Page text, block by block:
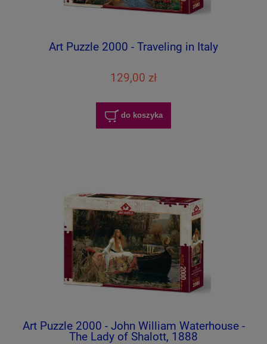
Art Puzzle 2000 - Traveling in Italy
129,00 zł
do koszyka
Art Puzzle 2000 - John William Waterhouse -
The Lady of Shalott, 1888